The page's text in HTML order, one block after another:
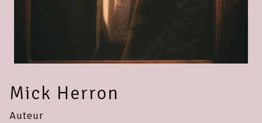
Mick Herron
Auteur